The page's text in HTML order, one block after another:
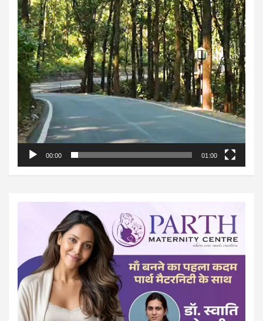
00:00 01:00